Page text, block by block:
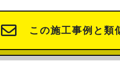
この施工事例と類